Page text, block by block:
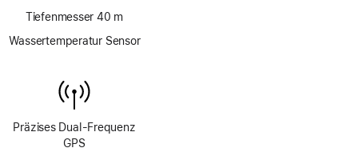
Tiefenmesser 40 m
Wassertemperatur Sensor
Präzises Dual‑Frequenz
GPS